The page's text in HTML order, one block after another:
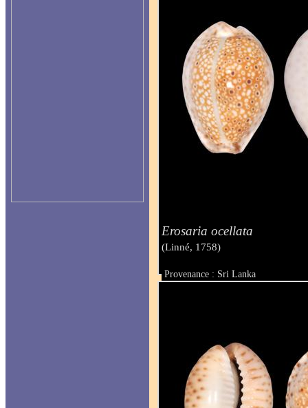
Erosaria ocellata
(Linné, 1758)
Provenance : Sri Lanka
Taille : 21 mm